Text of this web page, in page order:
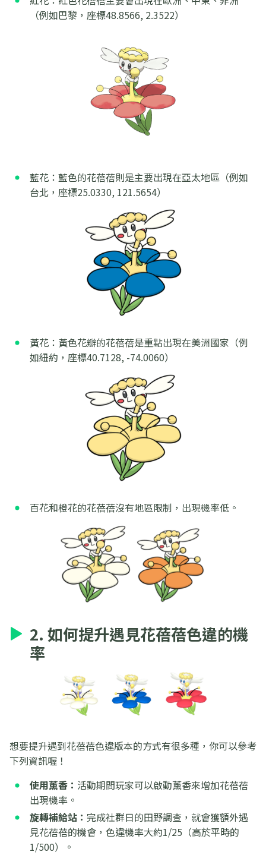
（例如巴黎，座標48.8566, 2.3522）
藍花：藍色的花蓓蓓則是主要出現在亞太地區（例如
台北，座標25.0330, 121.5654）
黃花：黃色花瓣的花蓓蓓是重點出現在美洲國家（例
如紐約，座標40.7128, -74.0060）
百花和橙花的花蓓蓓沒有地區限制，出現機率低。
2. 如何提升遇見花蓓蓓色違的機
率
想要提升遇到花蓓蓓色違版本的方式有很多種，你可以參考
下列資訊喔！
使用薰香： 活動期間玩家可以啟動薰香來增加花蓓蓓
出現機率。
旋轉補給站： 完成社群日的田野調查，就會獲額外遇
見花蓓蓓的機會，色違機率大約1/25（高於平時的
1/500）。